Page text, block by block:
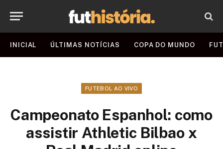
INICIAL ÚLTIMAS NOTÍCIAS COPA DO MUNDO
FUTEBOL AO VIVO
Campeonato Espanhol: como
assistir Athletic Bilbao x